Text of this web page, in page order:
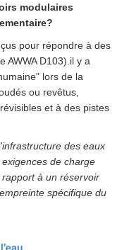
modulaires
pour répondre à des
AWWA D103).il y a
lors de la
ou revêtus,
et à des pistes
des eaux
de charge
à un réservoir
spécifique du